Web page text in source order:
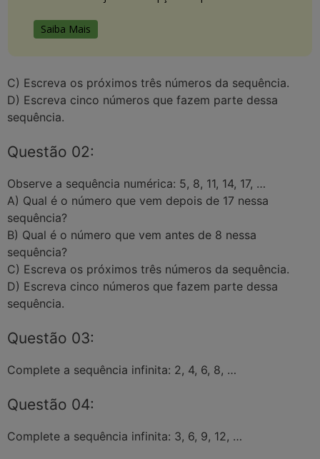
Saiba Mais
C) Escreva os próximos três números da sequência.
D) Escreva cinco números que fazem parte dessa
sequência.
Questão 02:
Observe a sequência numérica: 5, 8, 11, 14, 17, …
A) Qual é o número que vem depois de 17 nessa
sequência?
B) Qual é o número que vem antes de 8 nessa
sequência?
C) Escreva os próximos três números da sequência.
D) Escreva cinco números que fazem parte dessa
sequência.
Questão 03:
Complete a sequência infinita: 2, 4, 6, 8, …
Questão 04:
Complete a sequência infinita: 3, 6, 9, 12, …